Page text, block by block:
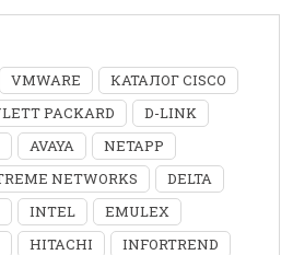
VMWARE
КАТАЛОГ CISCO
PACKARD
D-LINK
AVAYA
NETAPP
NETWORKS
DELTA
INTEL
EMULEX
HITACHI
INFORTREND